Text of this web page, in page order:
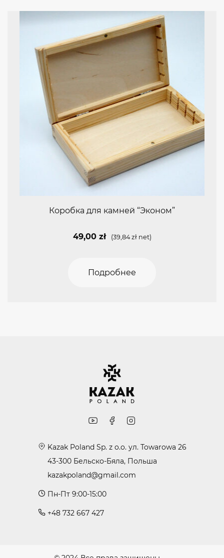
Коробка для камней “Эконом”
49,00 zł (39,84złnet)
Подробнее
Kazak Poland Sp. z o.o. ул. Towarowa 26
43-300 Бельско-Бяла, Польша
kazakpoland@gmail.com
Пн-Пт 9:00-15:00
+48 732 667 427